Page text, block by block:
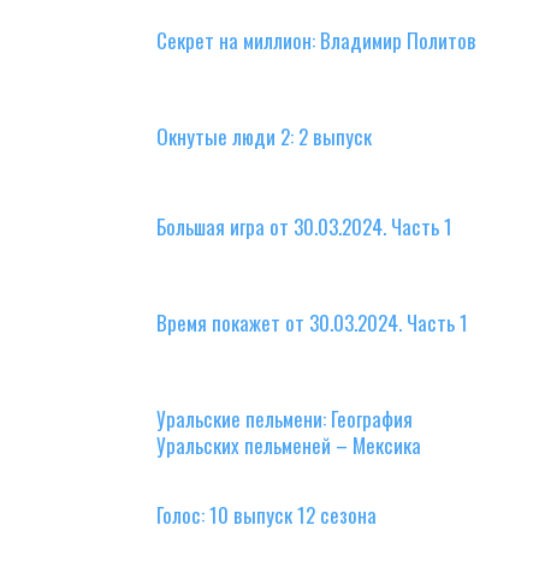
Секрет на миллион: Владимир Политов
Окнутые люди 2: 2 выпуск
Большая игра от 30.03.2024. Часть 1
Время покажет от 30.03.2024. Часть 1
Уральские пельмени: География
Уральских пельменей – Мексика
Голос: 10 выпуск 12 сезона